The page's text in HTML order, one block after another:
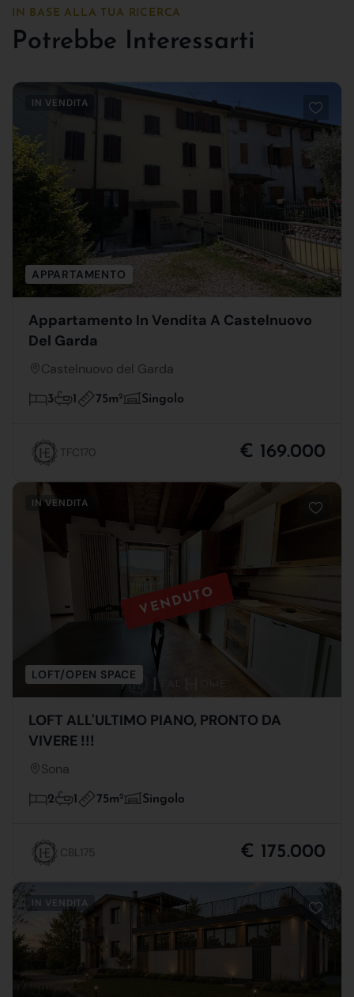
IN BASE ALLA TUA RICERCA
Potrebbe Interessarti
IN VENDITA
APPARTAMENTO
Appartamento In Vendita A Castelnuovo
Del Garda
Castelnuovo del Garda
3 1 75m2 Singolo
TFC170 € 169.000
VENDUTO
IN VENDITA
LOFT/OPEN SPACE
LOFT ALL'ULTIMO PIANO, PRONTO DA
VIVERE !!!
Sona
2 1 75m2 Singolo
CBL175 € 175.000
IN VENDITA